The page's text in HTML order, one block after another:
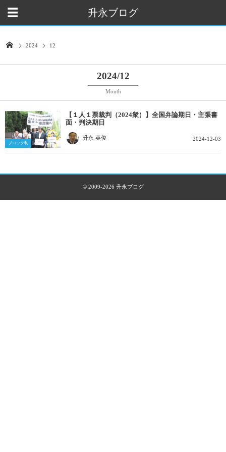
升永ブログ
2024 12
2024/12
Month
ブロック制
【１人１票裁判（2024衆）】全国弁論期日・主張書
面・判決期日
升永 英俊 2024-12-03
© 2009-2026 升永ブログ